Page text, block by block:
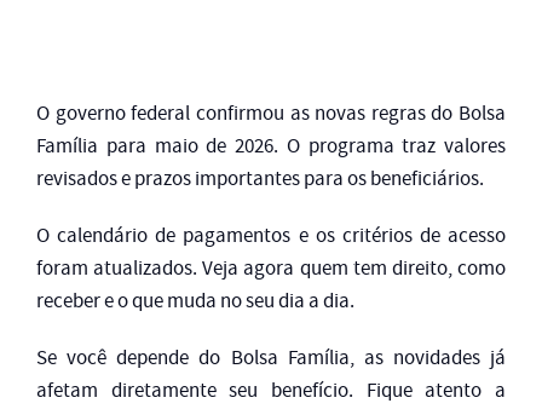
O governo federal confirmou as novas regras do Bolsa
Família para maio de 2026. O programa traz valores
revisados e prazos importantes para os beneficiários.
O calendário de pagamentos e os critérios de acesso
foram atualizados. Veja agora quem tem direito, como
receber e o que muda no seu dia a dia.
Se você depende do Bolsa Família, as novidades já
afetam diretamente seu benefício. Fique atento a